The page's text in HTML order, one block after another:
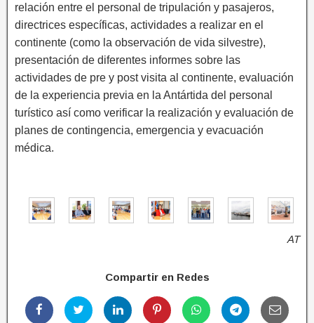
relación entre el personal de tripulación y pasajeros,
directrices específicas, actividades a realizar en el
continente (como la observación de vida silvestre),
presentación de diferentes informes sobre las
actividades de pre y post visita al continente, evaluación
de la experiencia previa en la Antártida del personal
turístico así como verificar la realización y evaluación de
planes de contingencia, emergencia y evacuación
médica.
AT
Compartir en Redes